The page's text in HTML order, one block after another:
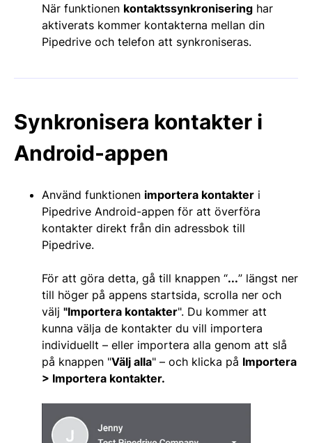
När funktionen kontaktssynkronisering har
aktiverats kommer kontakterna mellan din
Pipedrive och telefon att synkroniseras.
Synkronisera kontakter i
Android-appen
Använd funktionen importera kontakter i
Pipedrive Android-appen för att överföra
kontakter direkt från din adressbok till
Pipedrive.
För att göra detta, gå till knappen “...” längst ner
till höger på appens startsida, scrolla ner och
välj "Importera kontakter". Du kommer att
kunna välja de kontakter du vill importera
individuellt – eller importera alla genom att slå
på knappen "Välj alla" – och klicka på Importera
> Importera kontakter.